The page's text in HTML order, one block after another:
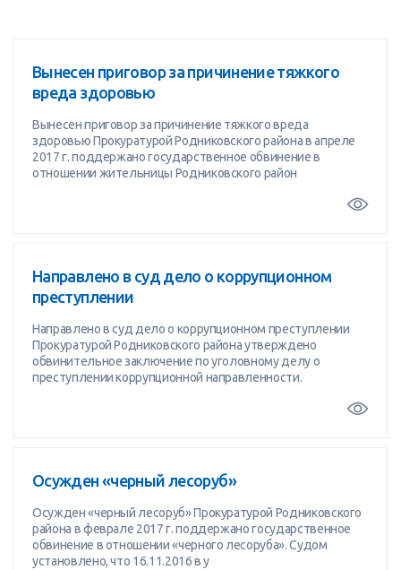
Вынесен приговор за причинение тяжкого
вреда здоровью
Вынесен приговор за причинение тяжкого вреда
здоровью Прокуратурой Родниковского района в апреле
2017 г. поддержано государственное обвинение в
отношении жительницы Родниковского район
Направлено в суд дело о коррупционном
преступлении
Направлено в суд дело о коррупционном преступлении
Прокуратурой Родниковского района утверждено
обвинительное заключение по уголовному делу о
преступлении коррупционной направленности.
Осужден «черный лесоруб»
Осужден «черный лесоруб» Прокуратурой Родниковского
района в феврале 2017 г. поддержано государственное
обвинение в отношении «черного лесоруба». Судом
установлено, что 16.11.2016 в у